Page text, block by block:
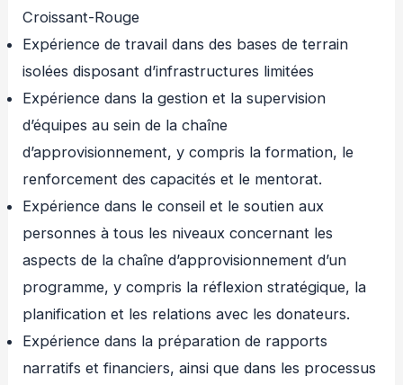
Croissant-Rouge
Expérience de travail dans des bases de terrain
isolées disposant d’infrastructures limitées
Expérience dans la gestion et la supervision
d’équipes au sein de la chaîne
d’approvisionnement, y compris la formation, le
renforcement des capacités et le mentorat.
Expérience dans le conseil et le soutien aux
personnes à tous les niveaux concernant les
aspects de la chaîne d’approvisionnement d’un
programme, y compris la réflexion stratégique, la
planification et les relations avec les donateurs.
Expérience dans la préparation de rapports
narratifs et financiers, ainsi que dans les processus